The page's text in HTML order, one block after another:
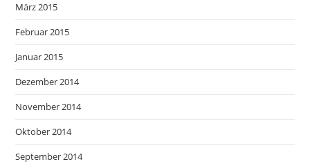
März 2015
Februar 2015
Januar 2015
Dezember 2014
November 2014
Oktober 2014
September 2014